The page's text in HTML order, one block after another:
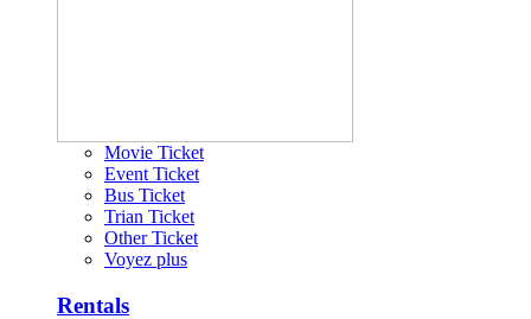
Movie Ticket
Event Ticket
Bus Ticket
Trian Ticket
Other Ticket
Voyez plus
Rentals